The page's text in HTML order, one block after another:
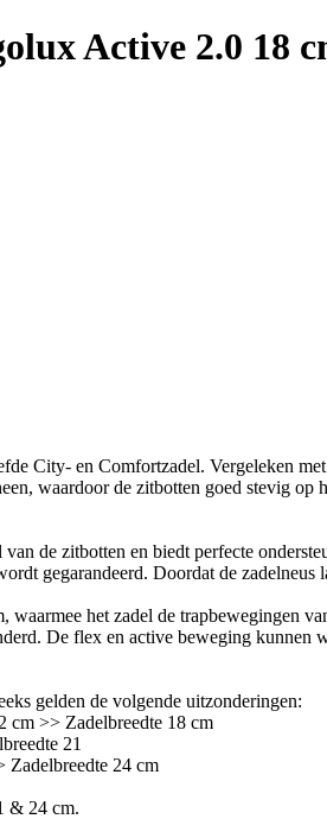
Active 2.0 18
City- en Comfortzadel. Vergeleken
waardoor de zitbotten goed stevig
de zitbotten en biedt perfecte
gegarandeerd. Doordat de zadelneus
waarmee het zadel de trapbewegingen
De flex en active beweging kunnen
gelden de volgende uitzonderingen:
cm >> Zadelbreedte 18 cm
21
Zadelbreedte 24 cm
& 24 cm.